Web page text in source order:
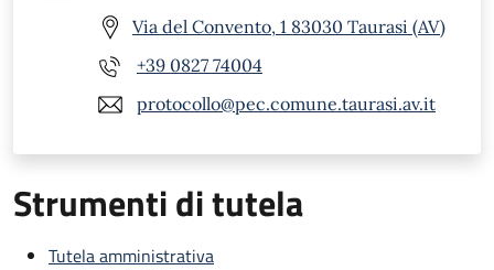
Via del Convento, 1 83030 Taurasi (AV)
+39 0827 74004
protocollo@pec.comune.taurasi.av.it
Strumenti di tutela
Tutela amministrativa